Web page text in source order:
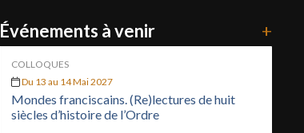
Événements à venir +
COLLOQUES
Du 13 au 14 Mai 2027
Mondes franciscains. (Re)lectures de huit
siècles d’histoire de l’Ordre